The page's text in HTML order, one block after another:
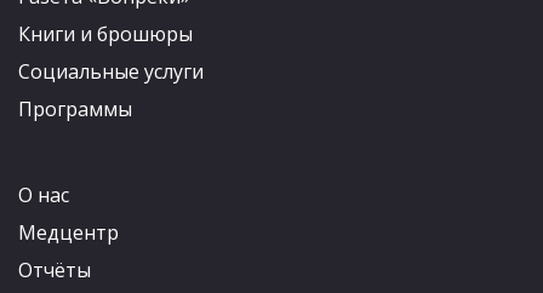
Книги и брошюры
Социальные услуги
Программы
О нас
Медцентр
Отчёты